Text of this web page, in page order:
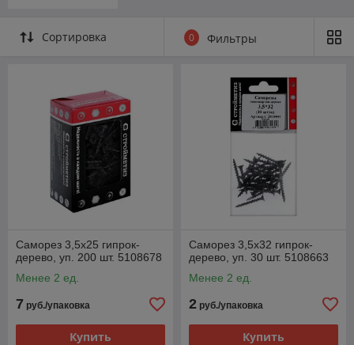
Сортировка 0 Фильтры
Саморез 3,5х25 гипрок-
дерево, уп. 200 шт. 5108678
Менее 2 ед.
7 руб./упаковка
Купить
Саморез 3,5х32 гипрок-
дерево, уп. 30 шт. 5108663
Менее 2 ед.
2 руб./упаковка
Купить